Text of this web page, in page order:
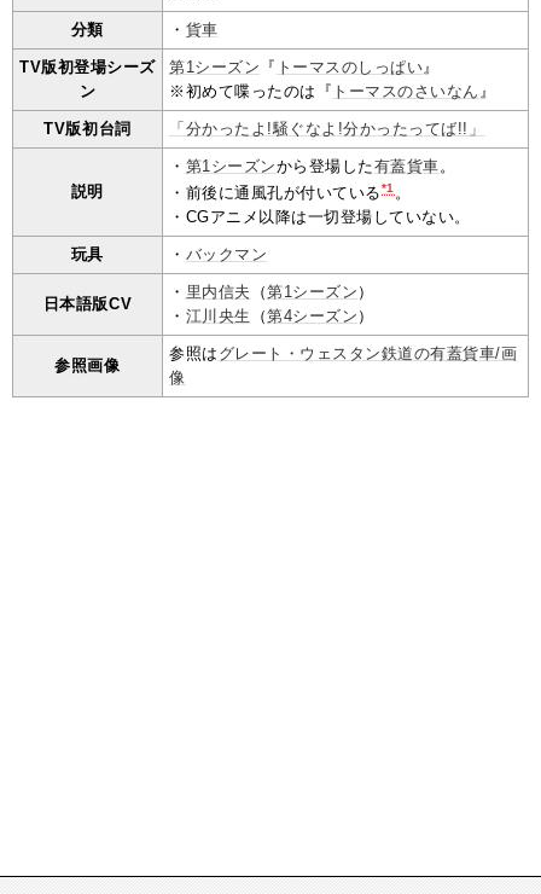
分類 ・ 貨車
TV版初登場シーズ
ン
第1シーズン 『 トーマスのしっぱい 』
※初めて喋ったのは『 トーマスのさいなん 』
TV版初台詞 「分かったよ!騒ぐなよ!分かったってば!!」
説明
・ 第1シーズンから登場した有蓋貨車 。
・前後に通風孔が付いている*1 。
・CGアニメ以降は一切登場していない。
玩具 ・ バックマン
日本語版CV
・ 里内信夫 （第1シーズン ）
・ 江川央生 （第4シーズン ）
参照画像
参照は グレート・ウェスタン鉄道の有蓋貨車/画
像